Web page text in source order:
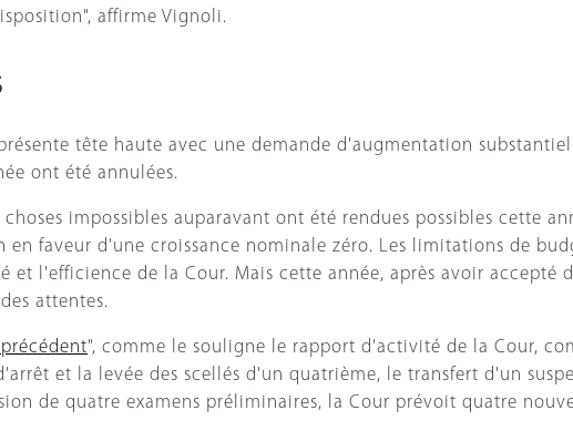
affirme Vignoli.
tête haute avec une demande d'augmentation
ont été annulées.
impossibles auparavant ont été rendues possibles cette
en faveur d'une croissance nominale zéro. Les limitations de
et l'efficience de la Cour. Mais cette année, après avoir accepté
attentes.
", comme le souligne le rapport d'activité de la Cour,
et la levée des scellés d'un quatrième, le transfert d'un
de quatre examens préliminaires, la Cour prévoit quatre